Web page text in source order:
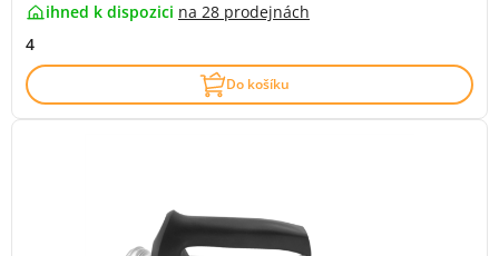
ihned k dispozici na 28 prodejnách
4
Do košíku